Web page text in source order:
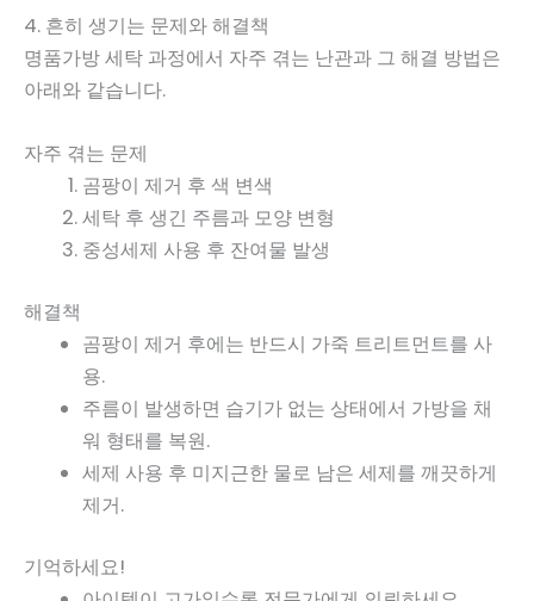
4. 흔히 생기는 문제와 해결책
명품가방 세탁 과정에서 자주 겪는 난관과 그 해결 방법은
아래와 같습니다.
자주 겪는 문제
곰팡이 제거 후 색 변색
세탁 후 생긴 주름과 모양 변형
중성세제 사용 후 잔여물 발생
해결책
곰팡이 제거 후에는 반드시 가죽 트리트먼트를 사
용.
주름이 발생하면 습기가 없는 상태에서 가방을 채
워 형태를 복원.
세제 사용 후 미지근한 물로 남은 세제를 깨끗하게
제거.
기억하세요!